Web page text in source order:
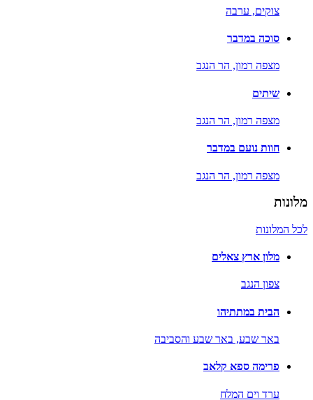
צוקים, ערבה
סוכה במדבר
מצפה רמון, הר הנגב
שיתים
מצפה רמון, הר הנגב
חוות נועם במדבר
מצפה רמון, הר הנגב
מלונות
לכל המלונות
מלון ארץ צאלים
צפון הנגב
הבית במתתיהו
באר שבע, באר שבע והסביבה
פרימה ספא קלאב
ערד וים המלח